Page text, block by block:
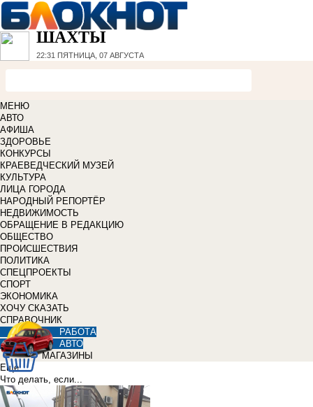
ШАХТЫ
22:31 ПЯТНИЦА, 07 АВГУСТА
МЕНЮ
АВТО
АФИША
ЗДОРОВЬЕ
КОНКУРСЫ
КРАЕВЕДЧЕСКИЙ МУЗЕЙ
КУЛЬТУРА
ЛИЦА ГОРОДА
НАРОДНЫЙ РЕПОРТЁР
НЕДВИЖИМОСТЬ
ОБРАЩЕНИЕ В РЕДАКЦИЮ
ОБЩЕСТВО
ПРОИСШЕСТВИЯ
ПОЛИТИКА
СПЕЦПРОЕКТЫ
СПОРТ
ЭКОНОМИКА
ХОЧУ СКАЗАТЬ
СПРАВОЧНИК
РАБОТА
АВТО
МАГАЗИНЫ
Еще
Что делать, если...